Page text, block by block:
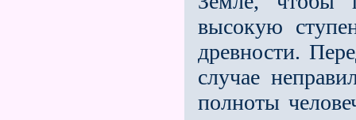
высокую
древности.
случае
полноты